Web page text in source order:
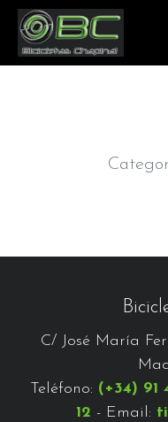
C/ José María
Teléfono: (+34) 91
12 - Email: